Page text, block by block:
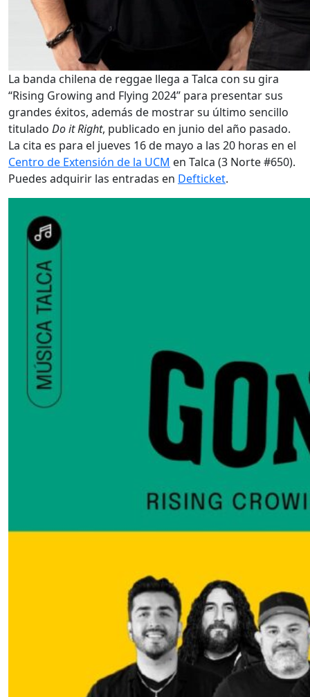
La banda chilena de reggae llega a Talca con su gira
“Rising Growing and Flying 2024” para presentar sus
grandes éxitos, además de mostrar su último sencillo
titulado Do it Right, publicado en junio del año pasado.
La cita es para el jueves 16 de mayo a las 20 horas en el
Centro de Extensión de la UCM en Talca (3 Norte #650).
Puedes adquirir las entradas en Defticket.